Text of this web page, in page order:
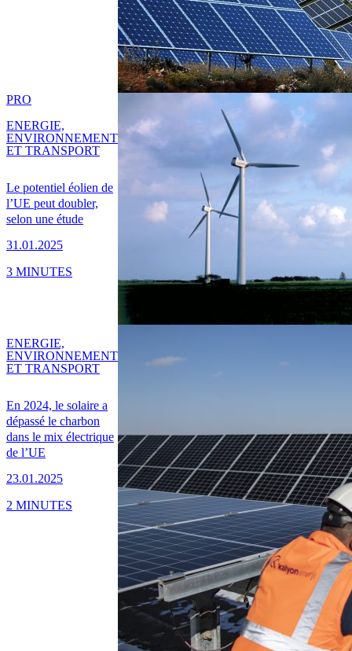
Le potentiel éolien de
l’UE peut doubler,
selon une étude
31.01.2025
PRO
ENERGIE,
ENVIRONNEMENT
ET TRANSPORT
3 MINUTES
En 2024, le solaire a
dépassé le charbon
dans le mix électrique
de l’UE
23.01.2025
ENERGIE,
ENVIRONNEMENT
ET TRANSPORT
2 MINUTES